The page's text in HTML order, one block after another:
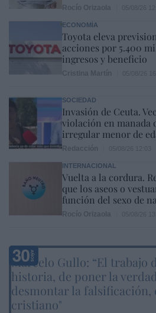
ECONOMÍA
Toyota eleva
acciones por 5.400
ingresos y beneficio
SOCIEDAD
Invasión de Ceuta.
violación en manada
irregular menor de
INTERNACIONAL
Vuelta a la cordura.
que los aseos o
función del sexo de
Marcelo Gullo: “El trabajo
historia, de poner la
desmontar la falsificación,
cristiano"